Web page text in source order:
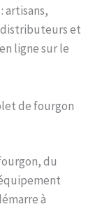
artisans,
et
ligne sur le
de fourgon
du
à